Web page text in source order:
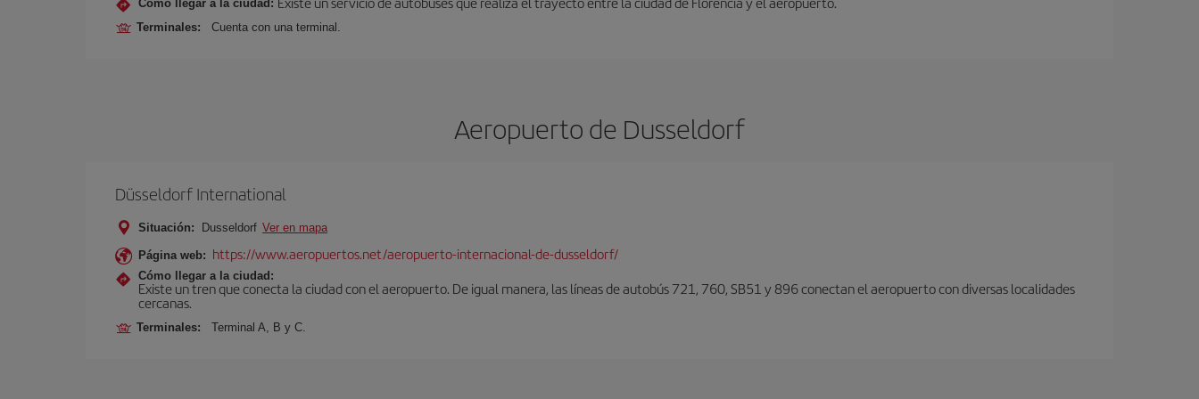
Cómo llegar a la ciudad:
Terminales: Cuenta con una terminal.
Aeropuerto de Dusseldorf
Düsseldorf International
Situación: Dusseldorf Ver en mapa
Página web: https://www.aeropuertos.net/aeropuerto-internacional-de-dusseldorf/
Cómo llegar a la ciudad:
Existe un tren que conecta la ciudad con el aeropuerto. De igual manera, las líneas de autobús 721, 760, SB51 y 896 conectan el aeropuerto con diversas localidades
cercanas.
Terminales: Terminal A, B y C.